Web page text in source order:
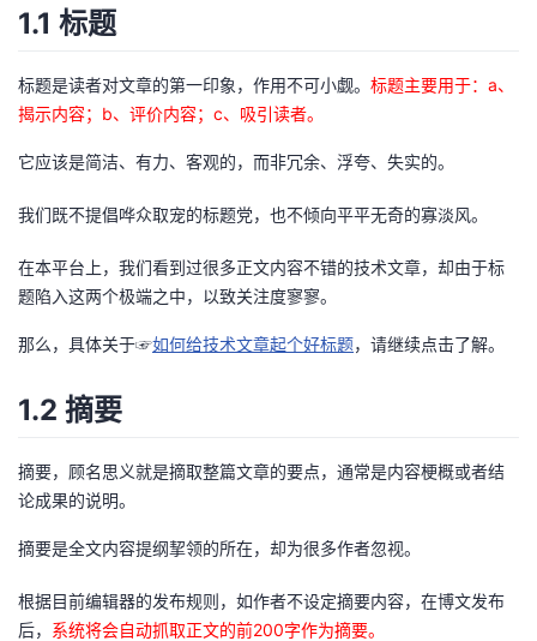
程
认
证
的
实
我
的
支
持
声
建
1.1 标题
标题是读者对文章的第一印象，作用不可小觑。 标题主要用于：a、
揭示内容；b、评价内容；c、吸引读者。
它应该是简洁、有力、客观的，而非冗余、浮夸、失实的。
我们既不提倡哗众取宠的标题党，也不倾向平平无奇的寡淡风。
在本平台上，我们看到过很多正文内容不错的技术文章，却由于标
题陷入这两个极端之中，以致关注度寥寥。
那么，具体关于☞如何给技术文章起个好标题，请继续点击了解。
1.2 摘要
摘要，顾名思义就是摘取整篇文章的要点，通常是内容梗概或者结
论成果的说明。
摘要是全文内容提纲挈领的所在，却为很多作者忽视。
根据目前编辑器的发布规则，如作者不设定摘要内容，在博文发布
后， 系统将会自动抓取正文的前200字作为摘要。